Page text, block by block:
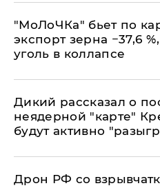
​"МоЛоЧКа" бьет по
экспорт зерна −37,6
уголь в коллапсе
Дикий рассказал о
неядерной "карте"
будут активно
​Дрон РФ со